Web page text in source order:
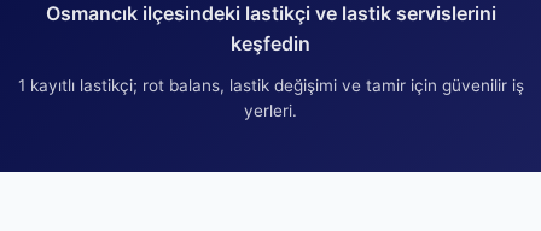
Osmancıkilçesindeki lastikçi ve lastik servislerini
keşfedin
1 kayıtlı lastikçi; rot balans, lastik değişimi ve tamir için güvenilir iş
yerleri.